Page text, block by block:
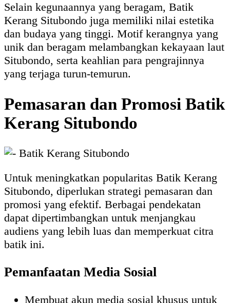
Selain kegunaannya yang beragam, Batik
Kerang Situbondo juga memiliki nilai estetika
dan budaya yang tinggi. Motif kerangnya yang
unik dan beragam melambangkan kekayaan laut
Situbondo, serta keahlian para pengrajinnya
yang terjaga turun-temurun.
Pemasaran dan Promosi Batik
Kerang Situbondo
Untuk meningkatkan popularitas Batik Kerang
Situbondo, diperlukan strategi pemasaran dan
promosi yang efektif. Berbagai pendekatan
dapat dipertimbangkan untuk menjangkau
audiens yang lebih luas dan memperkuat citra
batik ini.
Pemanfaatan Media Sosial
Membuat akun media sosial khusus untuk